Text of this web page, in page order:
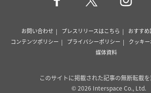
お問い合わせ プレスリリースはこちら おすす
コンテンツポリシー
プライバシーポリシー クッキ
媒体資料
このサイトに掲載された記事の無断転載を
© 2026 Interspace Co., Ltd.